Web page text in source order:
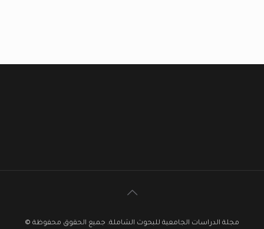
مجلة الدراسات الجامعية للبحوث الشاملة. جميع الحقوق محفوظة ©